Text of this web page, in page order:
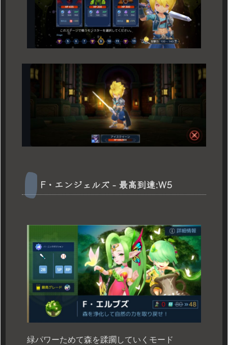
F・エンジェルズ - 最高到達:W5
緑パワーためて森を蹂躙していくモード